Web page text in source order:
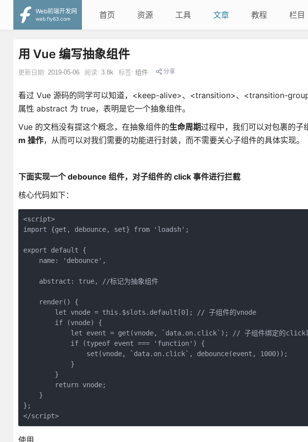
Web前端开发网
web.fly63.com
首页 资源 工具 文章 教程 栏目
用 Vue 编写抽象组件
更新日期: 2019-05-06 阅读: 3.8k 标签: 组件 分享
看过 Vue 源码的同学可以知道，<keep-alive>、<transition>、<transition-
属性 abstract 为 true，表明是它一个抽象组件。
Vue 的文档没有提这个概念，在抽象组件的生命周期过程中，我们可以对包裹的子
m 操作，从而可以对我们需要的功能进行封装，而不需要关心子组件的具体实现。
下面实现一个 debounce 组件，对子组件的 click 事件进行拦截
核心代码如下：
<script>
import {get, debounce, set} from 'loadsh';
export default {
    name: 'debounce',
    abstract: true, //标记为抽象组件
    render() {
        let vnode = this.$slots.default[0]; // 子组件的vnode
        if (vnode) {
let event = get(vnode, `data.on.click`); // 子组件绑定的click
            if (typeof event === 'function') {
                set(vnode, `data.on.click`, debounce(event, 1000));
            }
        }
        return vnode;
    }
};
</script>
使用